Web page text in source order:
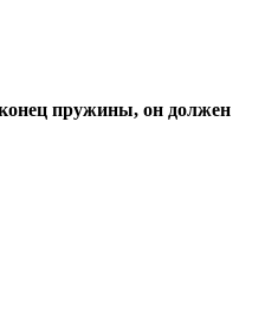
пружины, он должен